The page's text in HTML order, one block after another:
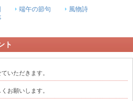
端午の節句
風物詩
ト
いただきます。
お願いします。